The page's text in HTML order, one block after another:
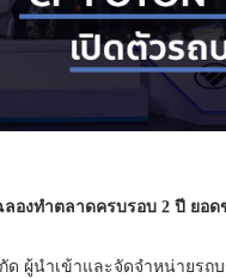
องทำตลาดครบรอบ 2 ปี ยอ
ผู้นำเข้าและจัดจำหน่ายรถบ